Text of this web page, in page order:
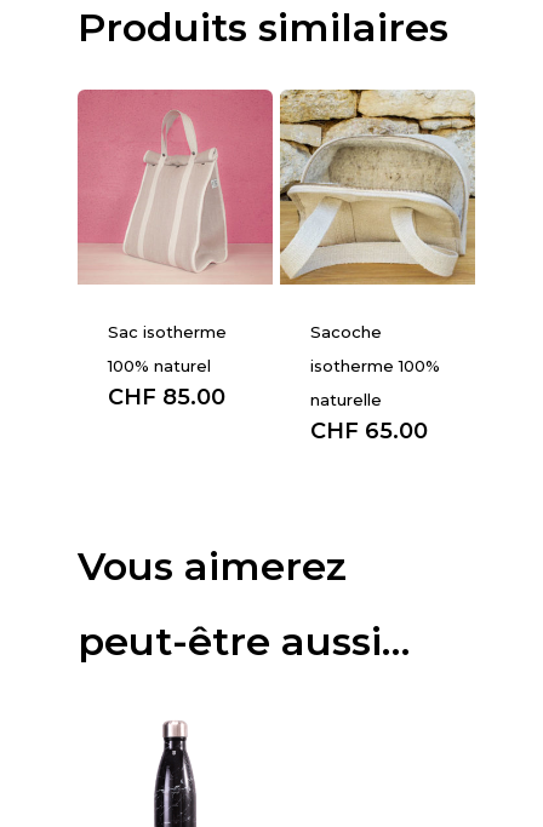
Produits similaires
Sac isotherme
100% naturel
CHF 85.00
Sacoche
isotherme 100%
naturelle
CHF 65.00
Vous aimerez
peut-être aussi…